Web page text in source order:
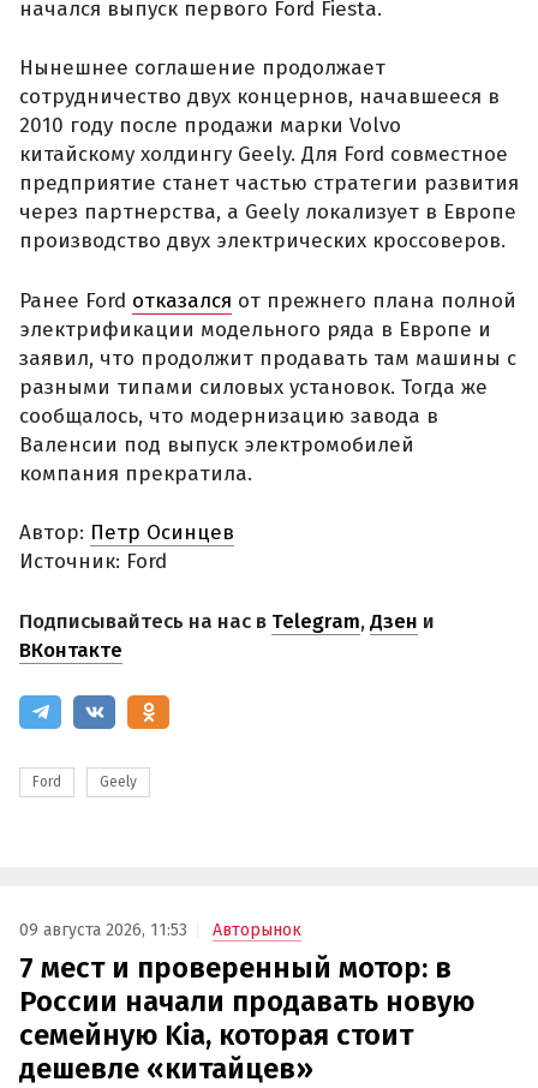
начался выпуск первого Ford Fiesta.
Нынешнее соглашение продолжает
сотрудничество двух концернов, начавшееся в
2010 году после продажи марки Volvo
китайскому холдингу Geely. Для Ford совместное
предприятие станет частью стратегии развития
через партнерства, а Geely локализует в Европе
производство двух электрических кроссоверов.
Ранее Ford отказался от прежнего плана полной
электрификации модельного ряда в Европе и
заявил, что продолжит продавать там машины с
разными типами силовых установок. Тогда же
сообщалось, что модернизацию завода в
Валенсии под выпуск электромобилей
компания прекратила.
Автор: Петр Осинцев
Источник: Ford
Подписывайтесь на нас в Telegram,Дзен и
ВКонтакте
Ford Geely
09 августа 2026, 11:53 Авторынок
7 мест и проверенный мотор: в
России начали продавать новую
семейную Kia, которая стоит
дешевле «китайцев»